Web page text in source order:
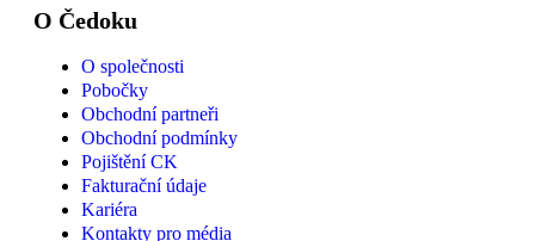
O Čedoku
O společnosti
Pobočky
Obchodní partneři
Obchodní podmínky
Pojištění CK
Fakturační údaje
Kariéra
Kontakty pro média